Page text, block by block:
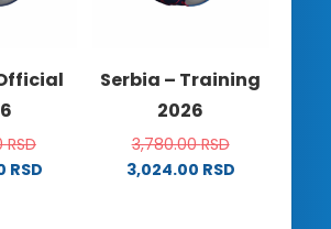
biti
stranici
proizvoda.
RSD
RSD
Serbia – Training
2026
3,780.00RSD
3,024.00 RSD